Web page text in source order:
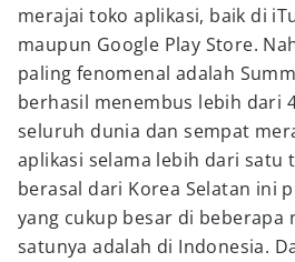
merajai toko aplikasi, baik di
maupun Google Play Store.
paling fenomenal adalah
berhasil menembus lebih dari
seluruh dunia dan sempat
aplikasi selama lebih dari satu
berasal dari Korea Selatan ini
yang cukup besar di beberapa
satunya adalah di Indonesia.